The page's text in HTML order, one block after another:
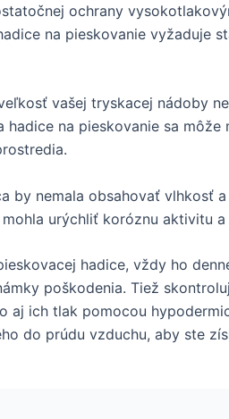
ochrany
na pieskovanie vyžaduje
vašej tryskacej nádoby
hadice na pieskovanie sa
by nemala obsahovať vlhkosť
urýchliť koróznu aktivitu
hadice, vždy ho
poškodenia. Tiež
aj ich tlak pomocou
do prúdu vzduchu, aby ste